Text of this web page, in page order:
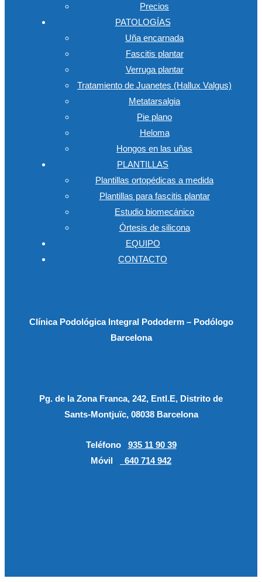
Precios
PATOLOGÍAS
Uña encarnada
Fascitis plantar
Verruga plantar
Tratamiento de Juanetes (Hallux Valgus)
Metatarsalgia
Pie plano
Heloma
Hongos en las uñas
PLANTILLAS
Plantillas ortopédicas a medida
Plantillas para fascitis plantar
Estudio biomecánico
Órtesis de silicona
EQUIPO
CONTACTO
Clínica Podológica Integral Pododerm – Podólogo
Barcelona
Pg. de la Zona Franca, 242, Entl.E, Distrito de
Sants-Montjuïc, 08038 Barcelona
Teléfono 935 11 90 39
Móvil
640 714 942